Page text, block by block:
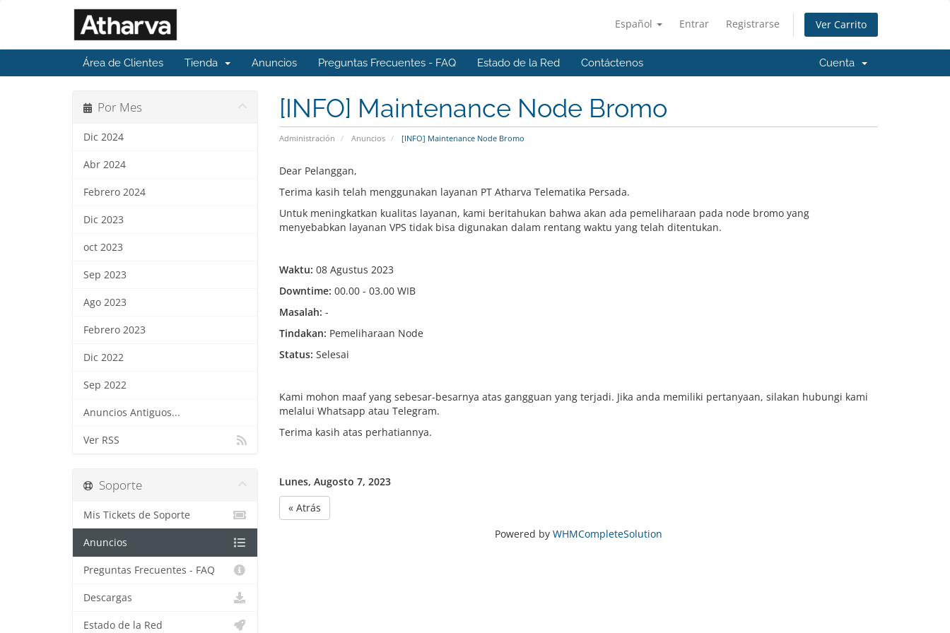
Español Entrar Registrarse Ver Carrito
Área de Clientes Tienda Anuncios Preguntas Frecuentes - FAQ Estado de la Red Contáctenos Cuenta
[INFO] Maintenance Node Bromo
Administración Anuncios [INFO] Maintenance Node Bromo
Por Mes
Dic 2024
Abr 2024
Febrero 2024
Dic 2023
oct 2023
Sep 2023
Ago 2023
Febrero 2023
Dic 2022
Sep 2022
Anuncios Antiguos...
Ver RSS
Dear Pelanggan,
Terima kasih telah menggunakan layanan PT Atharva Telematika Persada.
Untuk meningkatkan kualitas layanan, kami beritahukan bahwa akan ada pemeliharaan pada node bromo yang
menyebabkan layanan VPS tidak bisa digunakan dalam rentang waktu yang telah ditentukan.
Waktu: 08 Agustus 2023
Downtime: 00.00 - 03.00 WIB
Masalah: -
Tindakan: Pemeliharaan Node
Status: Selesai
Kami mohon maaf yang sebesar-besarnya atas gangguan yang terjadi. Jika anda memiliki pertanyaan, silakan hubungi kami
melalui Whatsapp atau Telegram.
Terima kasih atas perhatiannya.
Lunes, Augosto 7, 2023
« Atrás
Powered by WHMCompleteSolution
Soporte
Mis Tickets de Soporte
Anuncios
Preguntas Frecuentes - FAQ
Descargas
Estado de la Red